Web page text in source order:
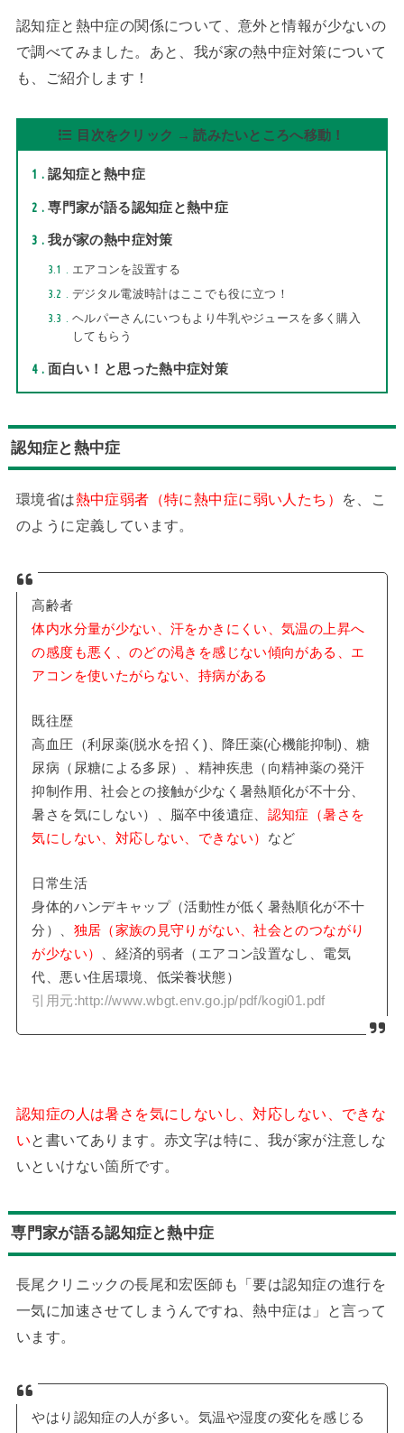
認知症と熱中症の関係について、意外と情報が少ないの
で調べてみました。あと、我が家の熱中症対策について
も、ご紹介します！
目次をクリック → 読みたいところへ移動！
1 認知症と熱中症
2 専門家が語る認知症と熱中症
3 我が家の熱中症対策
3.1
エアコンを設置する
3.2
デジタル電波時計はここでも役に立つ！
3.3
ヘルパーさんにいつもより牛乳やジュースを多く購入
してもらう
4 面白い！と思った熱中症対策
認知症と熱中症
環境省は熱中症弱者（特に熱中症に弱い人たち）
を、こ
のように定義しています。
高齢者
体内水分量が少ない、汗をかきにくい、気温の上昇へ
の感度も悪く、のどの渇きを感じない傾向がある、エ
アコンを使いたがらない、持病がある
既往歴
高血圧（利尿薬(脱水を招く)、降圧薬(心機能抑制)、糖
尿病（尿糖による多尿）、精神疾患（向精神薬の発汗
抑制作用、社会との接触が少なく暑熱順化が不十分、
暑さを気にしない）、脳卒中後遺症、 認知症（暑さを
気にしない、対応しない、できない） など
日常生活
身体的ハンデキャップ（活動性が低く暑熱順化が不十
分）、 独居（家族の見守りがない、社会とのつながり
が少ない）
、経済的弱者（エアコン設置なし、電気
代、悪い住居環境、低栄養状態）
引用元:http://www.wbgt.env.go.jp/pdf/kogi01.pdf
認知症の人は暑さを気にしないし、対応しない、できな
いと書いてあります。赤文字は特に、我が家が注意しな
いといけない箇所です。
専門家が語る認知症と熱中症
長尾クリニックの長尾和宏医師も「要は認知症の進行を
一気に加速させてしまうんですね、熱中症は」と言って
います。
やはり認知症の人が多い。気温や湿度の変化を感じる